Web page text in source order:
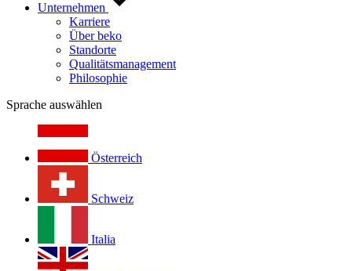
Unternehmen
Karriere
Über beko
Standorte
Qualitätsmanagement
Philosophie
Sprache auswählen
Österreich
Schweiz
Italia